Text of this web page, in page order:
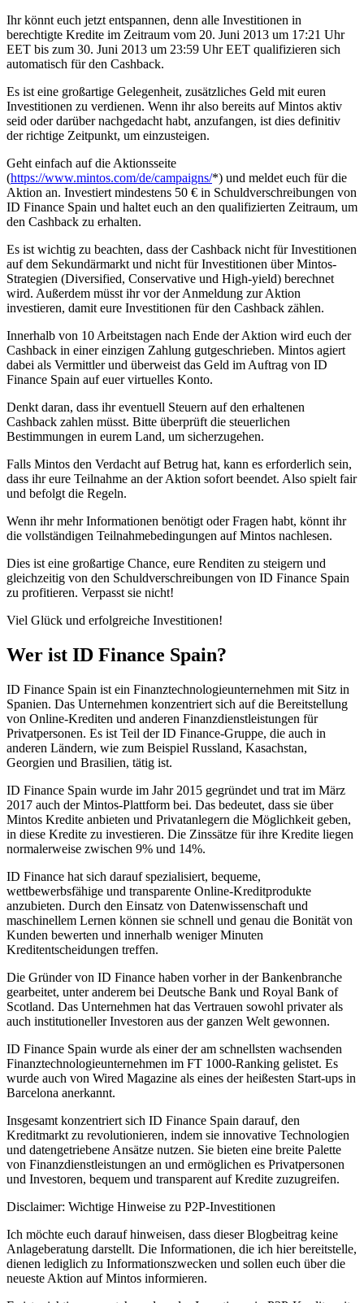
Ihr könnt euch jetzt entspannen, denn alle Investitionen in
berechtigte Kredite im Zeitraum vom 20. Juni 2013 um 17:21 Uhr
EET bis zum 30. Juni 2013 um 23:59 Uhr EET qualifizieren sich
automatisch für den Cashback.
Es ist eine großartige Gelegenheit, zusätzliches Geld mit euren
Investitionen zu verdienen. Wenn ihr also bereits auf Mintos aktiv
seid oder darüber nachgedacht habt, anzufangen, ist dies definitiv
der richtige Zeitpunkt, um einzusteigen.
Geht einfach auf die Aktionsseite
(https://www.mintos.com/de/campaigns/*) und meldet euch für die
Aktion an. Investiert mindestens 50 € in Schuldverschreibungen von
ID Finance Spain und haltet euch an den qualifizierten Zeitraum, um
den Cashback zu erhalten.
Es ist wichtig zu beachten, dass der Cashback nicht für Investitionen
auf dem Sekundärmarkt und nicht für Investitionen über Mintos-
Strategien (Diversified, Conservative und High-yield) berechnet
wird. Außerdem müsst ihr vor der Anmeldung zur Aktion
investieren, damit eure Investitionen für den Cashback zählen.
Innerhalb von 10 Arbeitstagen nach Ende der Aktion wird euch der
Cashback in einer einzigen Zahlung gutgeschrieben. Mintos agiert
dabei als Vermittler und überweist das Geld im Auftrag von ID
Finance Spain auf euer virtuelles Konto.
Denkt daran, dass ihr eventuell Steuern auf den erhaltenen
Cashback zahlen müsst. Bitte überprüft die steuerlichen
Bestimmungen in eurem Land, um sicherzugehen.
Falls Mintos den Verdacht auf Betrug hat, kann es erforderlich sein,
dass ihr eure Teilnahme an der Aktion sofort beendet. Also spielt fair
und befolgt die Regeln.
Wenn ihr mehr Informationen benötigt oder Fragen habt, könnt ihr
die vollständigen Teilnahmebedingungen auf Mintos nachlesen.
Dies ist eine großartige Chance, eure Renditen zu steigern und
gleichzeitig von den Schuldverschreibungen von ID Finance Spain
zu profitieren. Verpasst sie nicht!
Viel Glück und erfolgreiche Investitionen!
Wer ist ID Finance Spain?
ID Finance Spain ist ein Finanztechnologieunternehmen mit Sitz in
Spanien. Das Unternehmen konzentriert sich auf die Bereitstellung
von Online-Krediten und anderen Finanzdienstleistungen für
Privatpersonen. Es ist Teil der ID Finance-Gruppe, die auch in
anderen Ländern, wie zum Beispiel Russland, Kasachstan,
Georgien und Brasilien, tätig ist.
ID Finance Spain wurde im Jahr 2015 gegründet und trat im März
2017 auch der Mintos-Plattform bei. Das bedeutet, dass sie über
Mintos Kredite anbieten und Privatanlegern die Möglichkeit geben,
in diese Kredite zu investieren. Die Zinssätze für ihre Kredite liegen
normalerweise zwischen 9% und 14%.
ID Finance hat sich darauf spezialisiert, bequeme,
wettbewerbsfähige und transparente Online-Kreditprodukte
anzubieten. Durch den Einsatz von Datenwissenschaft und
maschinellem Lernen können sie schnell und genau die Bonität von
Kunden bewerten und innerhalb weniger Minuten
Kreditentscheidungen treffen.
Die Gründer von ID Finance haben vorher in der Bankenbranche
gearbeitet, unter anderem bei Deutsche Bank und Royal Bank of
Scotland. Das Unternehmen hat das Vertrauen sowohl privater als
auch institutioneller Investoren aus der ganzen Welt gewonnen.
ID Finance Spain wurde als einer der am schnellsten wachsenden
Finanztechnologieunternehmen im FT 1000-Ranking gelistet. Es
wurde auch von Wired Magazine als eines der heißesten Start-ups in
Barcelona anerkannt.
Insgesamt konzentriert sich ID Finance Spain darauf, den
Kreditmarkt zu revolutionieren, indem sie innovative Technologien
und datengetriebene Ansätze nutzen. Sie bieten eine breite Palette
von Finanzdienstleistungen an und ermöglichen es Privatpersonen
und Investoren, bequem und transparent auf Kredite zuzugreifen.
Disclaimer: Wichtige Hinweise zu P2P-Investitionen
Ich möchte euch darauf hinweisen, dass dieser Blogbeitrag keine
Anlageberatung darstellt. Die Informationen, die ich hier bereitstelle,
dienen lediglich zu Informationszwecken und sollen euch über die
neueste Aktion auf Mintos informieren.